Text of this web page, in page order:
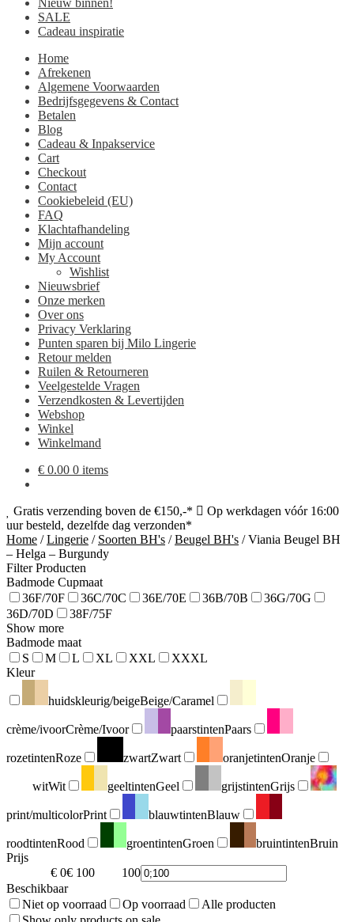
Nieuw binnen!
SALE
Cadeau inspiratie
Home
Afrekenen
Algemene Voorwaarden
Bedrijfsgegevens & Contact
Betalen
Blog
Cadeau & Inpakservice
Cart
Checkout
Contact
Cookiebeleid (EU)
FAQ
Klachtafhandeling
Mijn account
My Account
Wishlist
Nieuwsbrief
Onze merken
Over ons
Privacy Verklaring
Punten sparen bij Milo Lingerie
Retour melden
Ruilen & Retourneren
Veelgestelde Vragen
Verzendkosten & Levertijden
Webshop
Winkel
Winkelmand
€ 0.00 0 items
Gratis verzending boven de €150,-*
Op werkdagen vóór 16:00
uur besteld, dezelfde dag verzonden*
Home /Lingerie / Soorten BH's /Beugel BH's /Viania Beugel BH
– Helga – Burgundy
Filter Producten
Badmode Cupmaat
36F/70F
36C/70C 36E/70E 36B/70B
36G/70G
36D/70D
38F/75F
Show more
Badmode maat
S
M L XL XXL
XXXL
Kleur
huidskleurig/beigeBeige/Caramel
crème/ivoorCrème/Ivoor paarstintenPaars
rozetintenRoze zwartZwart oranjetintenOranje
witWit geeltintenGeel grijstintenGrijs
print/multicolorPrint blauwtintenBlauw
roodtintenRood groentintenGroen bruintintenBruin
Prijs
€ 0€ 100 0
100
Beschikbaar
Niet op voorraad
Op voorraad
Alle producten